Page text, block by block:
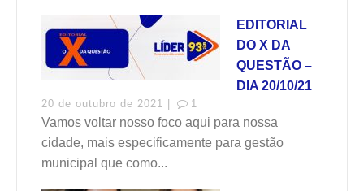
EDITORIAL
DO X DA
QUESTÃO –
DIA 20/10/21
20 de outubro de 2021 | 1
Vamos voltar nosso foco aqui para nossa
cidade, mais especificamente para gestão
municipal que como...